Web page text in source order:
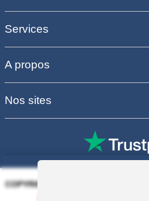
Services
A propos
Nos sites
COPYRIGHT 2006 - 2025 -